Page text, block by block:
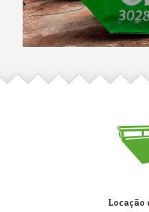
Locação